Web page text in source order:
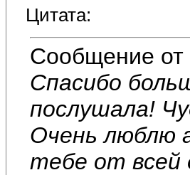
Цитата:
Сообщение от
Спасибо
послушала!
Очень люблю
тебе от всей